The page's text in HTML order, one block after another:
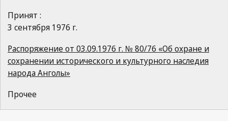
Принят :
3 сентября 1976 г.
Распоряжение от 03.09.1976 г. № 80/76 «Об охране и
сохранении исторического и культурного наследия
народа Анголы»
Прочее